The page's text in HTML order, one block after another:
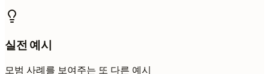
실전 예시
모범 사례를 보여주는 또 다른 예시